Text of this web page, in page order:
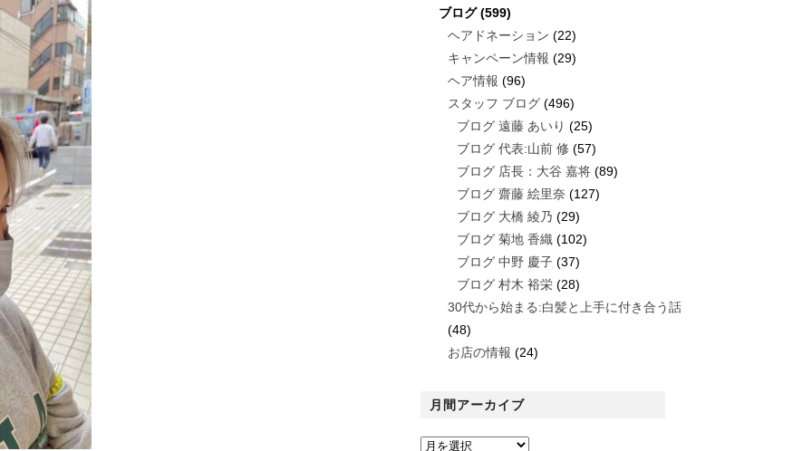
ブログ(599)
ヘアドネーション (22)
キャンペーン情報 (29)
ヘア情報 (96)
スタッフ ブログ (496)
ブログ 遠藤 あいり (25)
ブログ 代表:山前 修 (57)
ブログ 店長：大谷 嘉将 (89)
ブログ 齋藤 絵里奈 (127)
ブログ 大橋 綾乃 (29)
ブログ 菊地 香織 (102)
ブログ 中野 慶子 (37)
ブログ 村木 裕栄 (28)
30代から始まる:白髪と上手に付き合う話
(48)
お店の情報 (24)
月間アーカイブ